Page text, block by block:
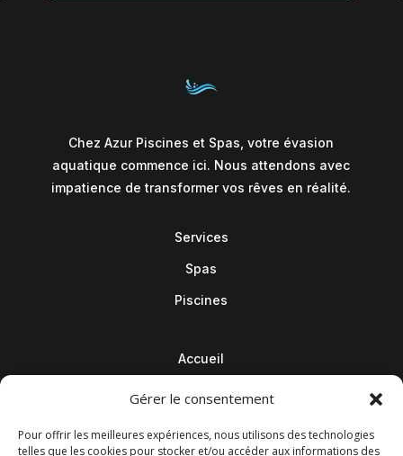
Gérer le consentement
Pour offrir les meilleures expériences, nous utilisons des technologies
telles que les cookies pour stocker et/ou accéder aux informations des
Chez Azur Piscines et Spas, votre évasion
aquatique commence ici. Nous attendons avec
impatience de transformer vos rêves en réalité.
Services
Spas
Piscines
Accueil